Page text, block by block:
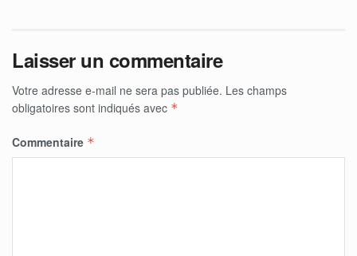
Laisser un commentaire
Votre adresse e-mail ne sera pas publiée. Les champs
obligatoires sont indiqués avec *
Commentaire *